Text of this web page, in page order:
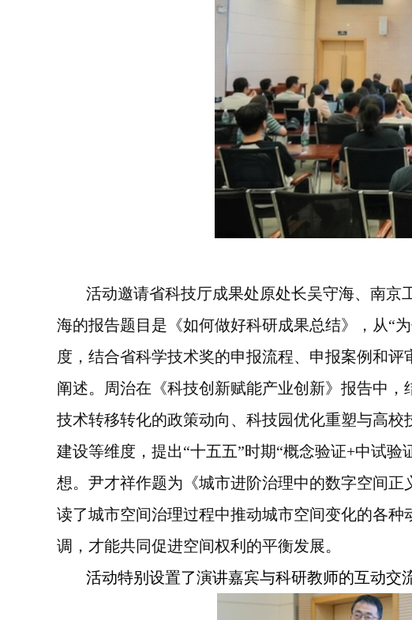
活动邀请省科技厅成果处原处长吴守海、南
海的报告题目是《如何做好科研成果总结》，从“
度，结合省科学技术奖的申报流程、申报案例和
阐述。周治在《科技创新赋能产业创新》报告中
技术转移转化的政策动向、科技园优化重塑与高
建设等维度，提出“十五五”时期“概念验证+中试验
想。尹才祥作题为《城市进阶治理中的数字空间
读了城市空间治理过程中推动城市空间变化的各
调，才能共同促进空间权利的平衡发展。
活动特别设置了演讲嘉宾与科研教师的互动交